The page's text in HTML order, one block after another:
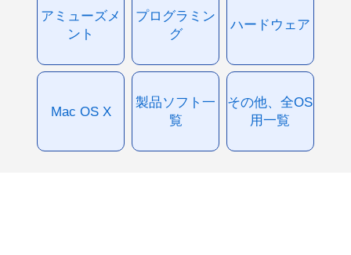
アミューズメ
ント
プログラミン
グ
ハードウェア
Mac OS X
製品ソフト一
覧
その他、全OS
用一覧